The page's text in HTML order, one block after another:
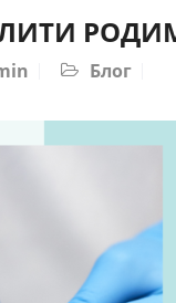
Блог